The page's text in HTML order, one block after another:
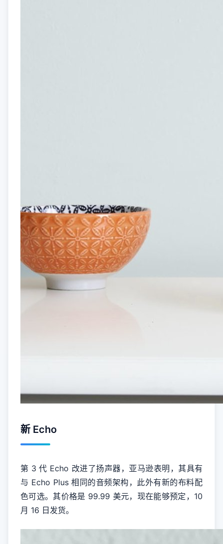
新 Echo
第 3 代 Echo 改进了扬声器，亚马逊表明，其具有
与 Echo Plus 相同的音频架构，此外有新的布料配
色可选。其价格是 99.99 美元，现在能够预定，10
月 16 日发货。